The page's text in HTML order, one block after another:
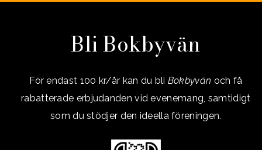
Bli Bokbyvän
För endast 100 kr/år kan du bli Bokbyvän och få
rabatterade erbjudanden vid evenemang, samtidigt
som du stödjer den ideella föreningen.